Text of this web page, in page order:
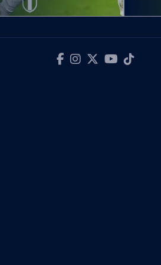
| Le prime parole
Fördős in
| Le parole di